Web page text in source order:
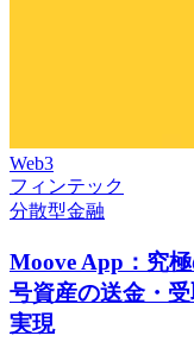
Web3
フィンテック
分散型金融
Moove App：究
号資産の送金・
実現